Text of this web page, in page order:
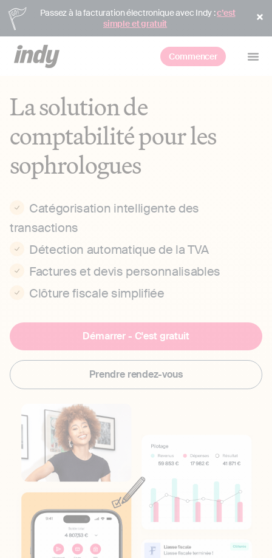
Passez à la facturation électronique avec Indy :c’est
simple et gratuit
Commencer
La solution de
comptabilité pour les
sophrologues
Catégorisation intelligente des
transactions
Détection automatique de la TVA
Factures et devis personnalisables
Clôture fiscale simplifiée
Démarrer - C'est gratuit
Prendre rendez-vous